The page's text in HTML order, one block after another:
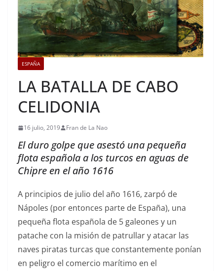
ESPAÑA
LA BATALLA DE CABO
CELIDONIA
16 julio, 2019 Fran de La Nao
El duro golpe que asestó una pequeña
flota española a los turcos en aguas de
Chipre en el año 1616
A principios de julio del año 1616, zarpó de
Nápoles (por entonces parte de España), una
pequeña flota española de 5 galeones y un
patache con la misión de patrullar y atacar las
naves piratas turcas que constantemente ponían
en peligro el comercio marítimo en el